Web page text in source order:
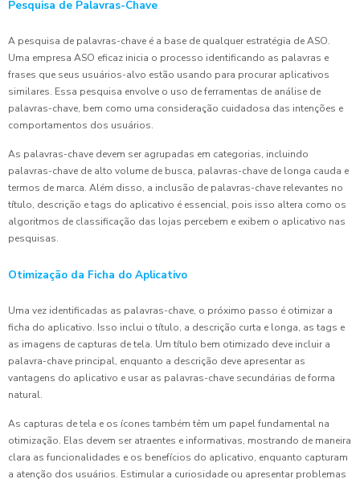
Pesquisa de Palavras-Chave
A pesquisa de palavras-chave é a base de qualquer estratégia de ASO.
Uma empresa ASO eficaz inicia o processo identificando as palavras e
frases que seus usuários-alvo estão usando para procurar aplicativos
similares. Essa pesquisa envolve o uso de ferramentas de análise de
palavras-chave, bem como uma consideração cuidadosa das intenções e
comportamentos dos usuários.
As palavras-chave devem ser agrupadas em categorias, incluindo
palavras-chave de alto volume de busca, palavras-chave de longa cauda e
termos de marca. Além disso, a inclusão de palavras-chave relevantes no
título, descrição e tags do aplicativo é essencial, pois isso altera como os
algoritmos de classificação das lojas percebem e exibem o aplicativo nas
pesquisas.
Otimização da Ficha do Aplicativo
Uma vez identificadas as palavras-chave, o próximo passo é otimizar a
ficha do aplicativo. Isso inclui o título, a descrição curta e longa, as tags e
as imagens de capturas de tela. Um título bem otimizado deve incluir a
palavra-chave principal, enquanto a descrição deve apresentar as
vantagens do aplicativo e usar as palavras-chave secundárias de forma
natural.
As capturas de tela e os ícones também têm um papel fundamental na
otimização. Elas devem ser atraentes e informativas, mostrando de maneira
clara as funcionalidades e os benefícios do aplicativo, enquanto capturam
a atenção dos usuários. Estimular a curiosidade ou apresentar problemas